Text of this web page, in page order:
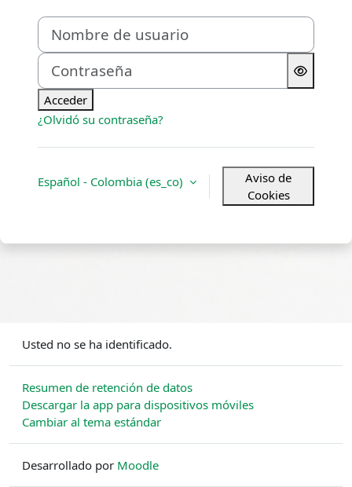
Nombre de usuario
Contraseña
Acceder
¿Olvidó su contraseña?
Español - Colombia ‎(es_co)‎
Aviso de
Cookies
Usted no se ha identificado.
Resumen de retención de datos
Descargar la app para dispositivos móviles
Cambiar al tema estándar
Desarrollado por Moodle